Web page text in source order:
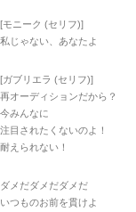
[モニーク (セリフ)]
私じゃない、あなたよ
[ガブリエラ (セリフ)]
再オーディションだから？
今みんなに
注目されたくないのよ！
耐えられない！
ダメだダメだダメだ
いつものお前を貫けよ